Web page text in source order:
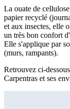
La ouate de
papier recyclé
et aux insectes, elle
un très bon confort
Elle s'applique par
(murs, rampants).
Retrouvez ci-
Carpentras et ses